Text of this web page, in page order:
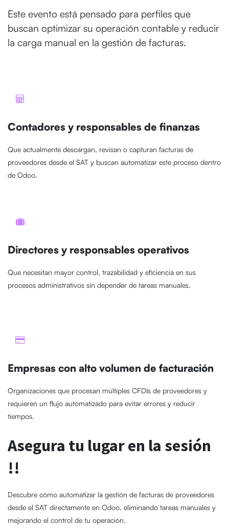
Este evento está pensado para perfiles que
buscan optimizar su operación contable y reducir
la carga manual en la gestión de facturas.
Contadores y responsables de finanzas
Que actualmente descargan, revisan o capturan facturas de
proveedores desde el SAT y buscan automatizar este proceso dentro
de Odoo.
Directores y responsables operativos
Que necesitan mayor control, trazabilidad y eficiencia en sus
procesos administrativos sin depender de tareas manuales.
Empresas con alto volumen de facturación
Organizaciones que procesan múltiples CFDIs de proveedores y
requieren un flujo automatizado para evitar errores y reducir
tiempos.
Asegura tu lugar en la sesión
!!
Descubre cómo automatizar la gestión de facturas de proveedores
desde el SAT directamente en Odoo, eliminando tareas manuales y
mejorando el control de tu operación.